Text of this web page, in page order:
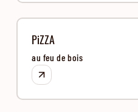
PiZZA
au feu de bois